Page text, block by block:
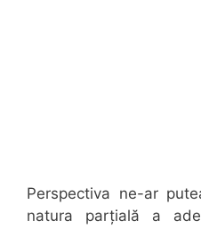
Perspectiva ne-ar
natura parțială a